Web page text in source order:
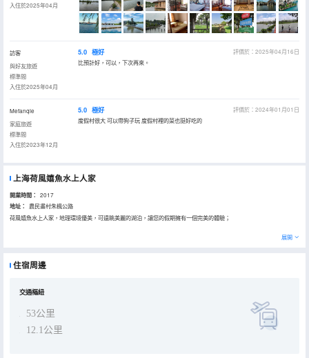
入住於2025年04月
訪客
與好友旅遊
標準間
入住於2025年04月
5.0 極好
評價於：2025年04月16日
比預計好，可以，下次再來。
Mefanqie
家庭旅遊
標準間
入住於2023年12月
5.0 極好
評價於：2024年01月01日
度假村很大 可以帶狗子玩 度假村裡的菜也挺好吃的
上海荷風嬉魚水上人家
開業時間： 2017
地址：
農民畫村朱楓公路
荷風嬉魚水上人家，地理環境優美，可遠眺美麗的湖泊，讓您的假期擁有一個完美的體驗；
展開
住宿周邊
交通樞紐
53公里
12.1公里